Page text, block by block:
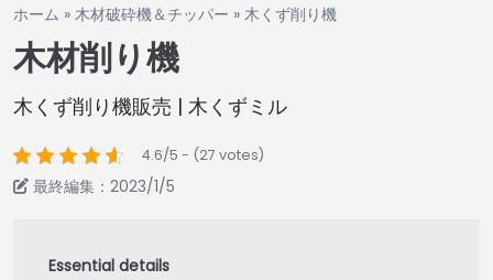
ホーム » 木材破砕機＆チッパー » 木くず削り機
木材削り機
木くず削り機販売 | 木くずミル
4.6/5 - (27 votes)
最終編集：2023/1/5